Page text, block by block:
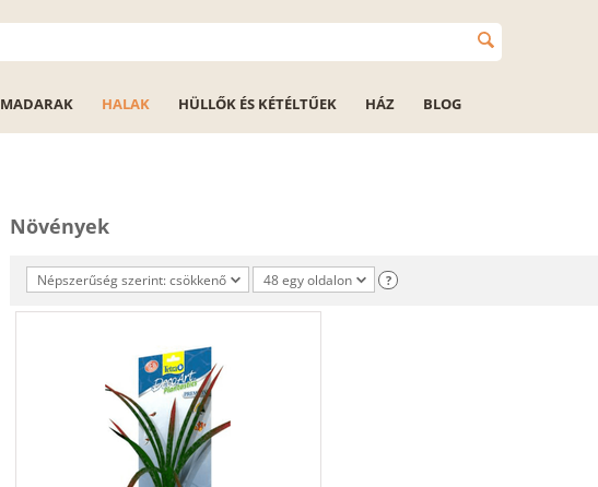
MADARAK HALAK HÜLLŐK ÉS KÉTÉLTŰEK HÁZ BLOG
Növények
Népszerűség szerint: csökkenő 48 egy oldalon ?